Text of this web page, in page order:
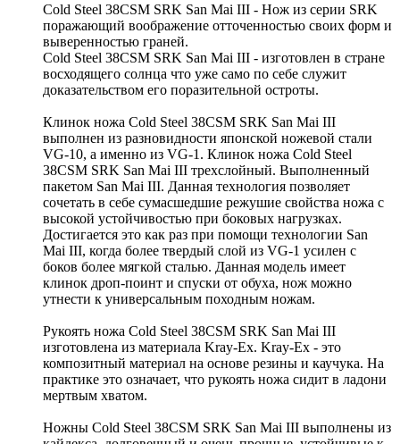
Cold Steel 38CSM SRK San Mai III - Нож из серии SRK
поражающий воображение отточенностью своих форм и
выверенностью граней.
Cold Steel 38CSM SRK San Mai III - изготовлен в стране
восходящего солнца что уже само по себе служит
доказательством его поразительной остроты.
Клинок ножа Cold Steel 38CSM SRK San Mai III
выполнен из разновидности японской ножевой стали
VG-10, а именно из VG-1. Клинок ножа Cold Steel
38CSM SRK San Mai III трехслойный. Выполненный
пакетом San Mai III. Данная технология позволяет
сочетать в себе сумасшедшие режушие свойства ножа с
высокой устойчивостью при боковых нагрузках.
Достигается это как раз при помощи технологии San
Mai III, когда более твердый слой из VG-1 усилен с
боков более мягкой сталью. Данная модель имеет
клинок дроп-поинт и спуски от обуха, нож можно
утнести к универсальным походным ножам.
Рукоять ножа Cold Steel 38CSM SRK San Mai III
изготовлена из материала Kray-Ex. Kray-Ex - это
композитный материал на основе резины и каучука. На
практике это означает, что рукоять ножа сидит в ладони
мертвым хватом.
Ножны Cold Steel 38CSM SRK San Mai III выполнены из